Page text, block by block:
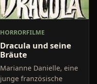
HORRORFILME
Dracula und seine
Bräute
Marianne Danielle, eine
junge französische